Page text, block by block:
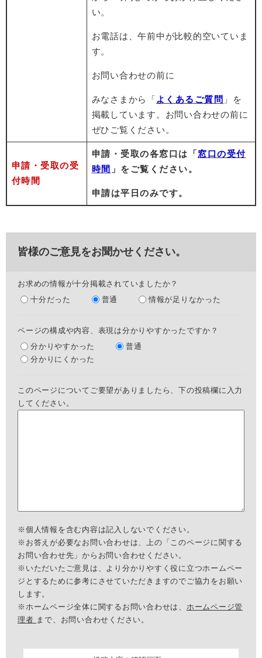
い。
お電話は、午前中が比較的空いていま
す。
お問い合わせの前に
みなさまから「 よくあるご質問 」を
掲載しています。お問い合わせの前に
ぜひご覧ください。
申請・受取の受
付時間
申請・受取の各窓口は「窓口の受付
時間 」をご覧ください。
申請は平日のみです。
皆様のご意見をお聞かせください。
お求めの情報が十分掲載されていましたか？
十分だった
普通 情報が足りなかった
ページの構成や内容、表現は分かりやすかったですか？
分かりやすかった
普通
分かりにくかった
このページについてご要望がありましたら、下の投稿欄に入力
してください。
※個人情報を含む内容は記入しないでください。
※お答えが必要なお問い合わせは、上の「このページに関する
お問い合わせ先」からお問い合わせください。
※いただいたご意見は、より分かりやすく役に立つホームペー
ジとするために参考にさせていただきますのでご協力をお願い
します。
※ホームページ全体に関するお問い合わせは、 ホームページ管
理者 まで、お問い合わせください。